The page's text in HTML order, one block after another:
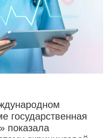
государственная
показала